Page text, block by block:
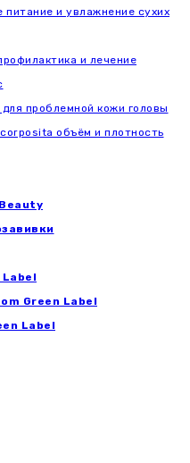
и увлажнение сухих
и лечение
проблемной кожи головы
объём и плотность
Label
Green Label
Label